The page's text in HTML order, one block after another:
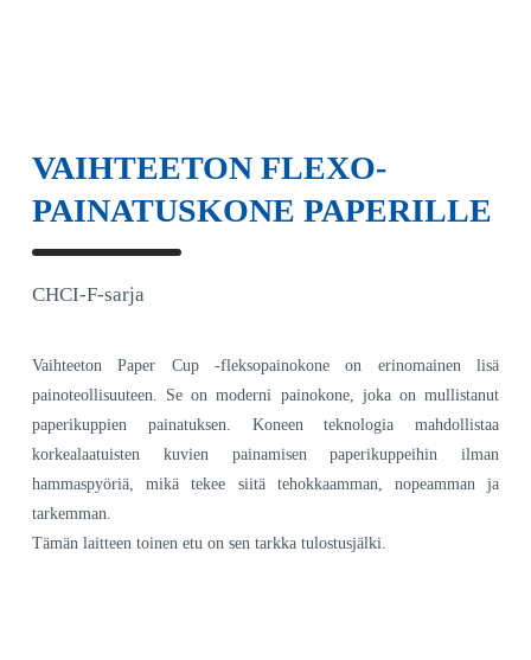
VAIHTEETON FLEXO-
PAINATUSKONE PAPERILLE
CHCI-F-sarja
Vaihteeton Paper Cup -fleksopainokone on erinomainen lisä
painoteollisuuteen. Se on moderni painokone, joka on mullistanut
paperikuppien painatuksen. Koneen teknologia mahdollistaa
korkealaatuisten kuvien painamisen paperikuppeihin ilman
hammaspyöriä, mikä tekee siitä tehokkaamman, nopeamman ja
tarkemman.
Tämän laitteen toinen etu on sen tarkka tulostusjälki.